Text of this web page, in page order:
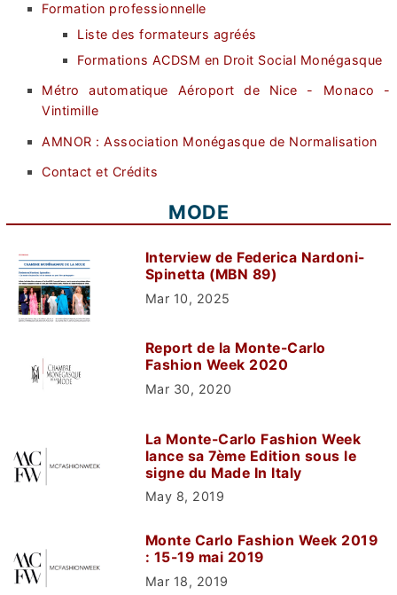
Formation professionnelle
Liste des formateurs agréés
Formations ACDSM en Droit Social Monégasque
Métro automatique Aéroport de Nice - Monaco -
Vintimille
AMNOR : Association Monégasque de Normalisation
Contact et Crédits
MODE
Interview de Federica Nardoni-
Spinetta (MBN 89)
Mar 10, 2025
Report de la Monte-Carlo
Fashion Week 2020
Mar 30, 2020
La Monte-Carlo Fashion Week
lance sa 7ème Edition sous le
signe du Made In Italy
May 8, 2019
Monte Carlo Fashion Week 2019
: 15-19 mai 2019
Mar 18, 2019